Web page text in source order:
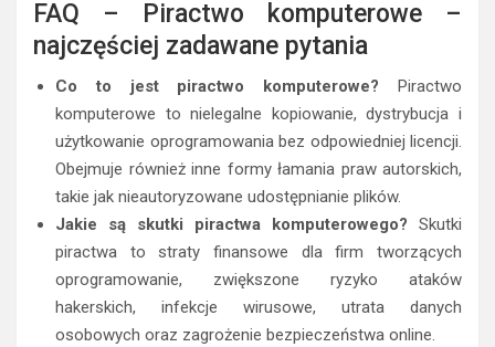
FAQ – Piractwo komputerowe –
najczęściej zadawane pytania
Co to jest piractwo komputerowe? Piractwo
komputerowe to nielegalne kopiowanie, dystrybucja i
użytkowanie oprogramowania bez odpowiedniej licencji.
Obejmuje również inne formy łamania praw autorskich,
takie jak nieautoryzowane udostępnianie plików.
Jakie są skutki piractwa komputerowego? Skutki
piractwa to straty finansowe dla firm tworzących
oprogramowanie, zwiększone ryzyko ataków
hakerskich, infekcje wirusowe, utrata danych
osobowych oraz zagrożenie bezpieczeństwa online.